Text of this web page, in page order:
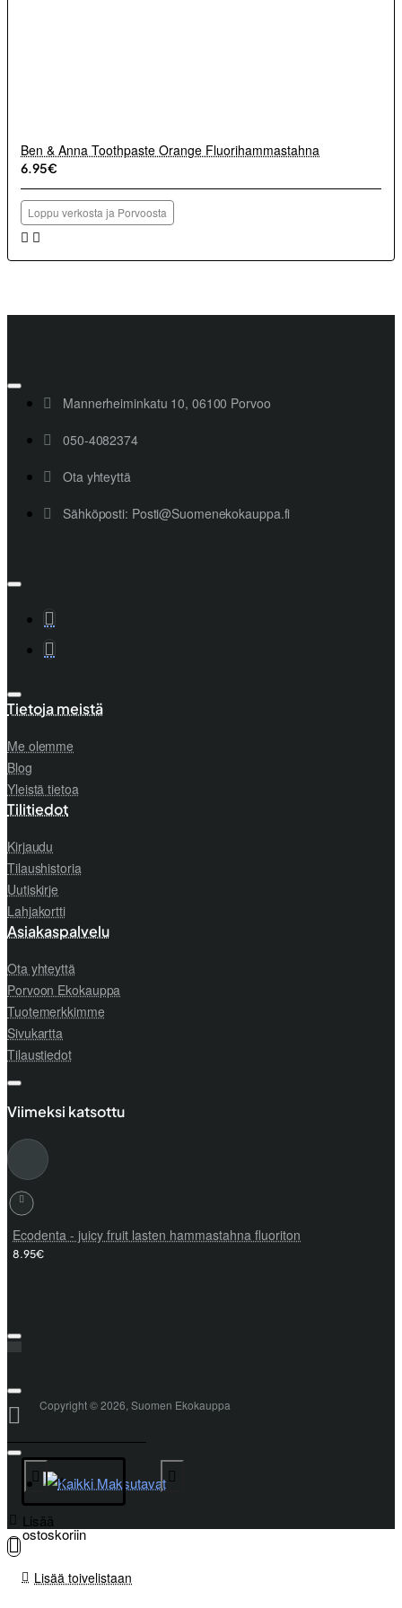
Lisää
ostoskoriin
Lisää toivelistaan
Ben & Anna Toothpaste Orange Fluorihammastahna
6.95€
Loppu verkosta ja Porvoosta
Mannerheiminkatu 10, 06100 Porvoo
050-4082374
Ota yhteyttä
Sähköposti: Posti@Suomenekokauppa.fi
Tietoja meistä
Me olemme
Blog
Yleistä tietoa
Tilitiedot
Kirjaudu
Tilaushistoria
Uutiskirje
Lahjakortti
Asiakaspalvelu
Ota yhteyttä
Porvoon Ekokauppa
Tuotemerkkimme
Sivukartta
Tilaustiedot
Viimeksi katsottu
Ecodenta - juicy fruit lasten hammastahna fluoriton
8.95€
Copyright © 2026, Suomen Ekokauppa